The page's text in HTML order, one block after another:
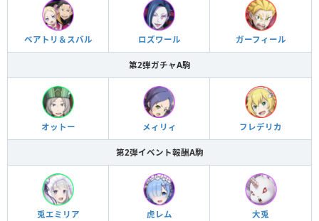
ベアトリ＆スバル ロズワール ガーフィール
第2弾ガチャA駒
オットー メィリィ フレデリカ
第2弾イベント報酬A駒
兎エミリア 虎レム 大兎